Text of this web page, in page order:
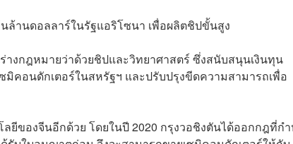
ล้านดอลลาร์ในรัฐแอริโซนา เพื่อผลิตชิปขั้นสูง
งกฎหมายว่าด้วยชิปและวิทยาศาสตร์ ซึ่งสนับสนุนเงินทุน
คอนดักเตอร์ในสหรัฐฯ และปรับปรุงขีดความสามารถเพื่อ
ยีของจีนอีกด้วย โดยในปี 2020 กรุงวอชิงตันได้ออกกฎที่ก